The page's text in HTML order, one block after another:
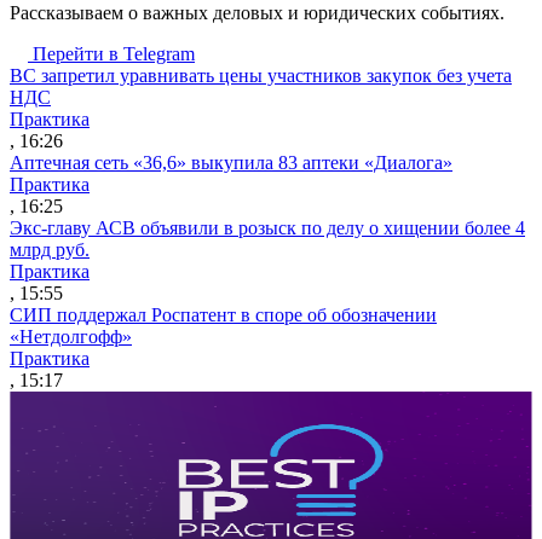
Рассказываем о важных деловых и юридических событиях.
Перейти в Telegram
ВС запретил уравнивать цены участников закупок без учета
НДС
Практика
, 16:26
Аптечная сеть «36,6» выкупила 83 аптеки «Диалога»
Практика
, 16:25
Экс-главу АСВ объявили в розыск по делу о хищении более 4
млрд руб.
Практика
, 15:55
СИП поддержал Роспатент в споре об обозначении
«Нетдолгофф»
Практика
, 15:17